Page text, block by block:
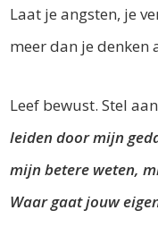
Laat je angsten, je
meer dan je denken
Leef bewust. Stel
leiden door mijn
mijn betere weten,
Waar gaat jouw